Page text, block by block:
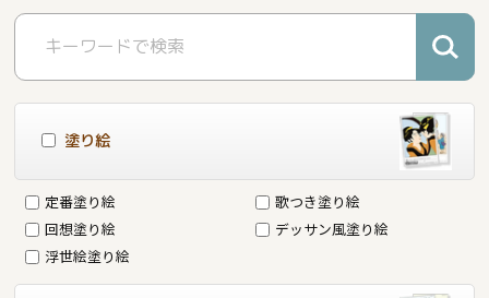
塗り絵
定番塗り絵
歌つき塗り絵
回想塗り絵
デッサン風塗り絵
浮世絵塗り絵